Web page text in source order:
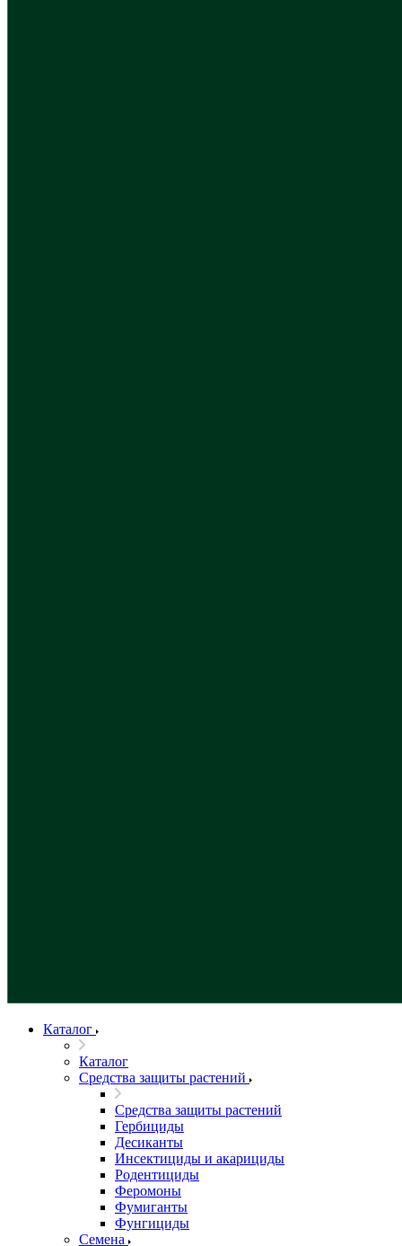
Каталог
Каталог
Средства защиты растений
Средства защиты растений
Гербициды
Десиканты
Инсектициды и акарициды
Родентициды
Феромоны
Фумиганты
Фунгициды
Семена